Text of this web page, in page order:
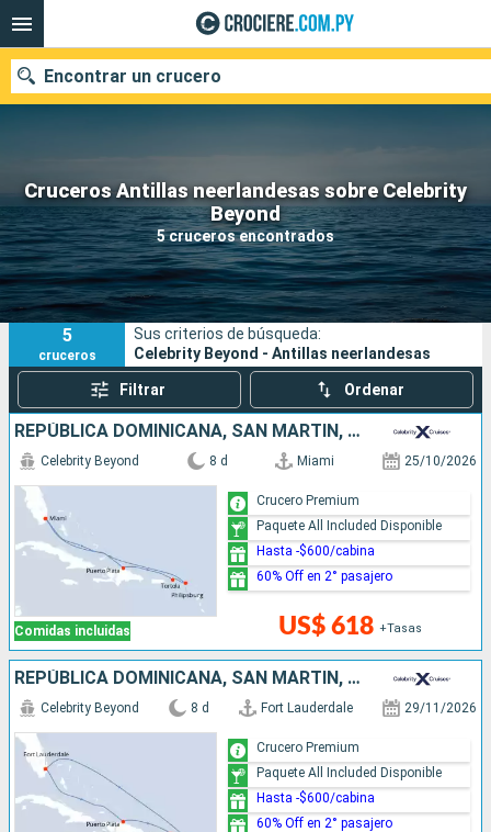
Cruceros Antillas neerlandesas sobre Celebrity
Beyond
5 cruceros encontrados
Encontrar un crucero
Nuestros destinos
Fecha de salida
Puertos Compañías
Buscar
5
cruceros
Sus criterios de búsqueda:
Celebrity Beyond - Antillas neerlandesas
Filtrar Ordenar
REPÚBLICA DOMINICANA, SAN MARTÍN, ESTADOS UNIDOS
Comidas incluidas
Celebrity Beyond 8 d Miami 25/10/2026
US$ 618 +Tasas
Crucero Premium
Paquete All Included Disponible
Hasta -$600/cabina
60% Off en 2° pasajero
REPÚBLICA DOMINICANA, SAN MARTÍN, ESTADOS UNIDOS
Celebrity Beyond 8 d Fort Lauderdale 29/11/2026
Crucero Premium
Paquete All Included Disponible
Hasta -$600/cabina
60% Off en 2° pasajero